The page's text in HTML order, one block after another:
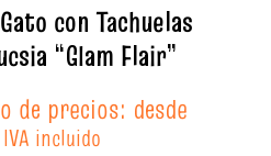
con Tachuelas
“Glam Flair”
de precios: desde
IVA incluido